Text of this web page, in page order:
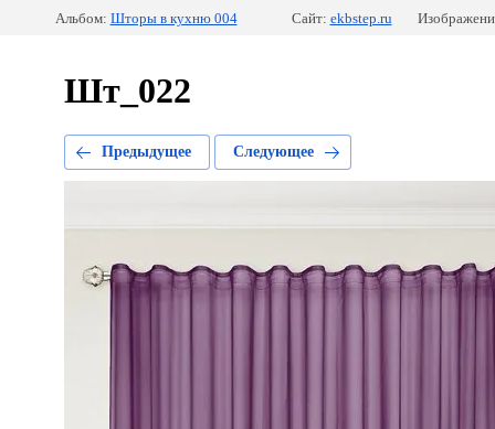
Альбом: Шторы в кухню 004 Сайт: ekbstep.ru
Шт_022
Предыдущее Следующее